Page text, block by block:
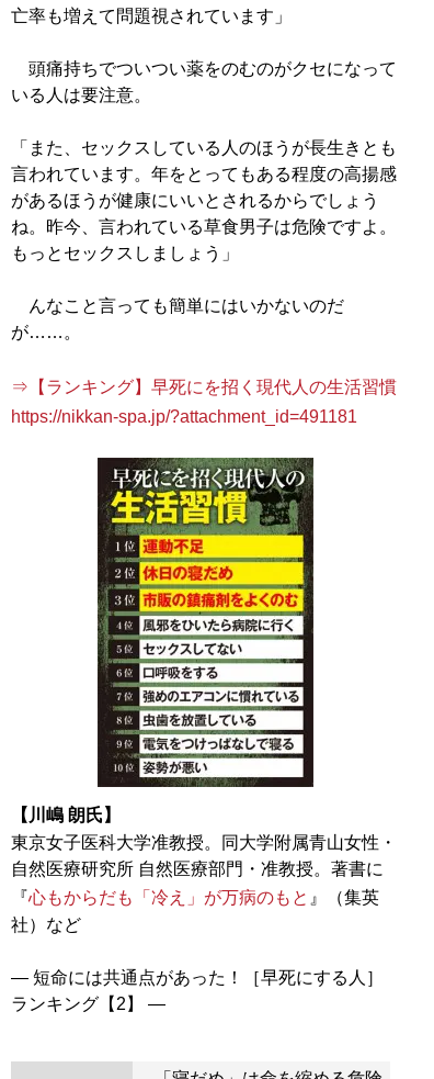
亡率も増えて問題視されています」
頭痛持ちでついつい薬をのむのがクセになって
いる人は要注意。
「また、セックスしている人のほうが長生きとも
言われています。年をとってもある程度の高揚感
があるほうが健康にいいとされるからでしょう
ね。昨今、言われている草食男子は危険ですよ。
もっとセックスしましょう」
んなこと言っても簡単にはいかないのだ
が……。
⇒【ランキング】早死にを招く現代人の生活習慣
https://nikkan-spa.jp/?attachment_id=491181
【川嶋 朗氏】
東京女子医科大学准教授。同大学附属青山女性・
自然医療研究所 自然医療部門・准教授。著書に
『心もからだも「冷え」が万病のもと 』（集英
社）など
― 短命には共通点があった！［早死にする人］